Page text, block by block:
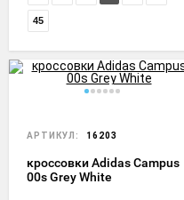
45
АРТИКУЛ: 16203
кроссовки Adidas Campus
00s Grey White